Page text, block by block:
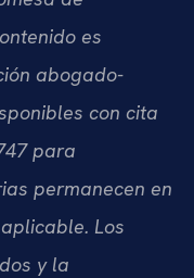
es
abogado-
con cita
para
permanecen en
Los
y la